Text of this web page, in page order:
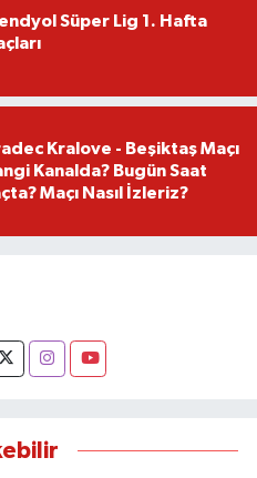
Süper Lig 1. Hafta
Kralove - Beşiktaş Maçı
Kanalda? Bugün Saat
Maçı Nasıl İzleriz?